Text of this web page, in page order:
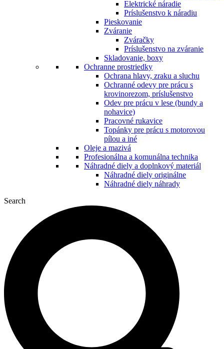
Elektrické náradie
Príslušenstvo k náradiu
Pieskovanie
Zváranie
Zváračky
Príslušenstvo na zváranie
Skladovanie, boxy
Ochranne prostriedky
Ochrana hlavy, zraku a sluchu
Ochranné odevy pre prácu s
krovinorezom, príslušenstvo
Odev pre prácu v lese (bundy a
nohavice)
Pracovné rukavice
Topánky pre prácu s motorovou
pílou a iné
Oleje a mazivá
Profesionálna a komunálna technika
Náhradné diely a doplnkový materiál
Náhradné diely originálne
Náhradné diely náhrady
Search